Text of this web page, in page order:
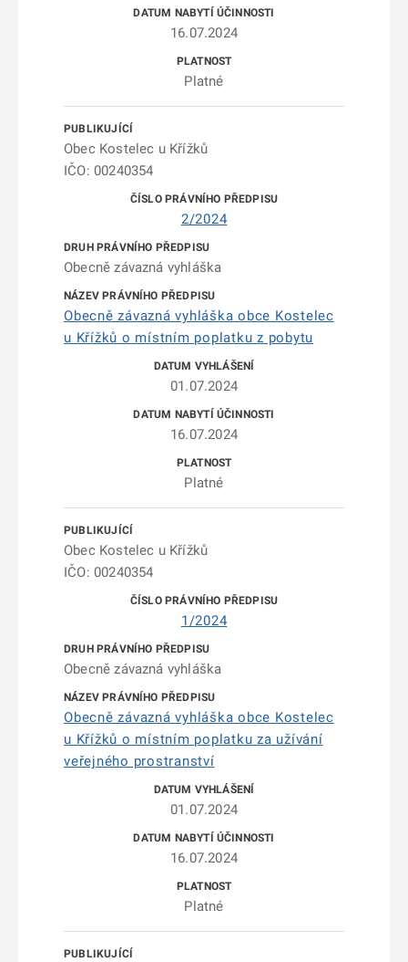
16.07.2024
Platné
Obec Kostelec u Křížků
IČO: 00240354
2/2024
Obecně závazná vyhláška
Obecně závazná vyhláška obce Kostelec
u Křížků o místním poplatku z pobytu
01.07.2024
16.07.2024
Platné
Obec Kostelec u Křížků
IČO: 00240354
1/2024
Obecně závazná vyhláška
Obecně závazná vyhláška obce Kostelec
u Křížků o místním poplatku za užívání
veřejného prostranství
01.07.2024
16.07.2024
Platné